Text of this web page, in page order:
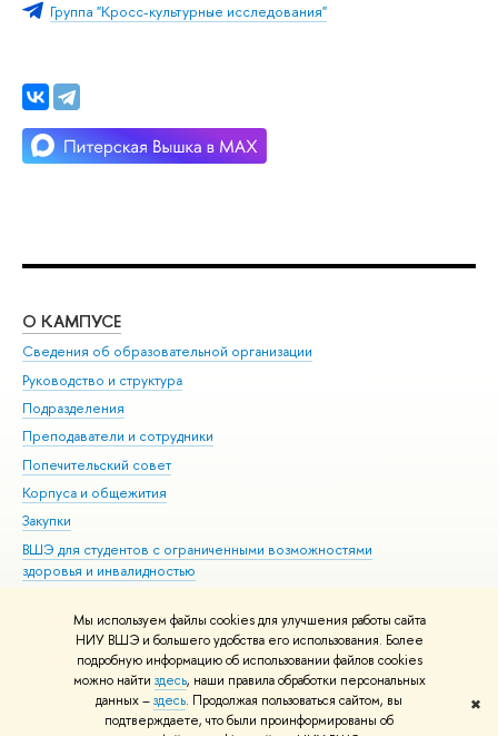
Мы используем файлы cookies для улучшения работы сайта
НИУ ВШЭ и большего удобства его использования. Более
подробную информацию об использовании файлов cookies
можно найти здесь, наши правила обработки персональных
данных –здесь. Продолжая пользоваться сайтом, вы
подтверждаете, что были проинформированы об
✖
Группа "Кросс-культурные исследования"
О КАМПУСЕ
Сведения об образовательной организации
Руководство и структура
Подразделения
Преподаватели и сотрудники
Попечительский совет
Корпуса и общежития
Закупки
ВШЭ для студентов с ограниченными возможностями
здоровья и инвалидностью
Единая платежная страница